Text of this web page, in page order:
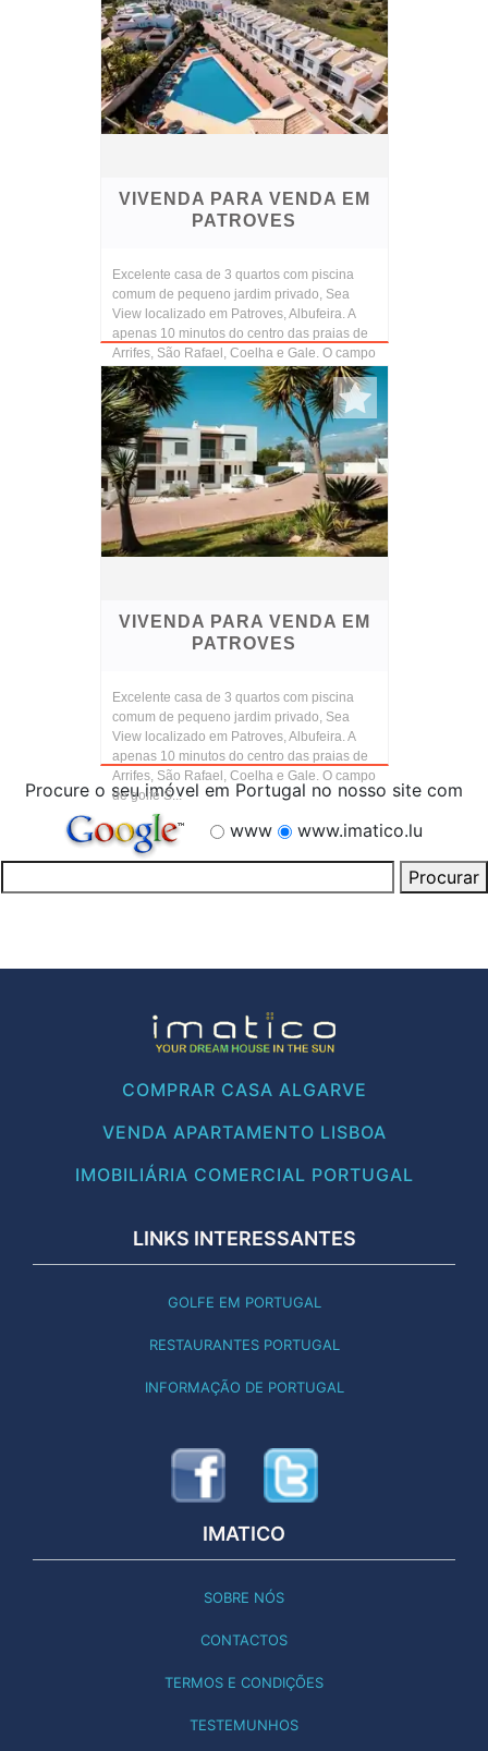
VIVENDA PARA VENDA EM
PATROVES
Excelente casa de 3 quartos com piscina
comum de pequeno jardim privado, Sea
View localizado em Patroves, Albufeira. A
apenas 10 minutos do centro das praias de
Arrifes, São Rafael, Coelha e Gale. O campo
de golfe S...
VIVENDA PARA VENDA EM
PATROVES
Excelente casa de 3 quartos com piscina
comum de pequeno jardim privado, Sea
View localizado em Patroves, Albufeira. A
apenas 10 minutos do centro das praias de
Arrifes, São Rafael, Coelha e Gale. O campo
de golfe S...
Procure o seu imóvel em Portugal no nosso site com
www
www.imatico.lu
COMPRAR CASA ALGARVE
VENDA APARTAMENTO LISBOA
IMOBILIÁRIA COMERCIAL PORTUGAL
LINKS INTERESSANTES
GOLFE EM PORTUGAL
RESTAURANTES PORTUGAL
INFORMAÇÃO DE PORTUGAL
IMATICO
SOBRE NÓS
CONTACTOS
TERMOS E CONDIÇÕES
TESTEMUNHOS